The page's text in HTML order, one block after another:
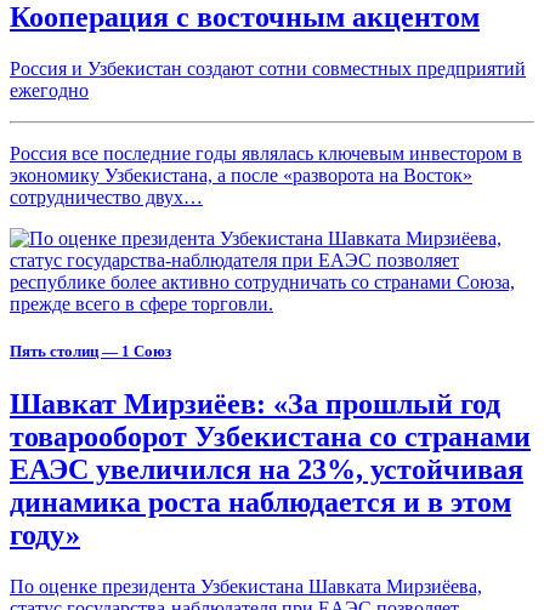
Кооперация с восточным акцентом
Россия и Узбекистан создают сотни совместных предприятий
ежегодно
Россия все последние годы являлась ключевым инвестором в
экономику Узбекистана, а после «разворота на Восток»
сотрудничество двух…
Пять столиц — 1 Союз
Шавкат Мирзиёев: «За прошлый год
товарооборот Узбекистана со странами
ЕАЭС увеличился на 23%, устойчивая
динамика роста наблюдается и в этом
году»
По оценке президента Узбекистана Шавката Мирзиёева,